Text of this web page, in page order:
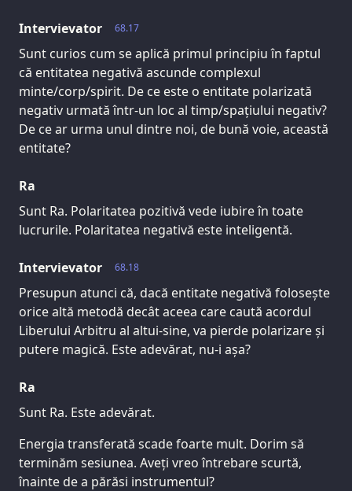
68.17
Intervievator
Sunt curios cum se aplică primul principiu în faptul
că entitatea negativă ascunde complexul
minte/corp/spirit. De ce este o entitate polarizată
negativ urmată într-un loc al timp/spațiului negativ?
De ce ar urma unul dintre noi, de bună voie, această
entitate?
Ra
Sunt Ra. Polaritatea pozitivă vede iubire în toate
lucrurile. Polaritatea negativă este inteligentă.
68.18
Intervievator
Presupun atunci că, dacă entitate negativă folosește
orice altă metodă decât aceea care caută acordul
Liberului Arbitru al altui-sine, va pierde polarizare și
putere magică. Este adevărat, nu-i așa?
Ra
Sunt Ra. Este adevărat.
Energia transferată scade foarte mult. Dorim să
terminăm sesiunea. Aveți vreo întrebare scurtă,
înainte de a părăsi instrumentul?